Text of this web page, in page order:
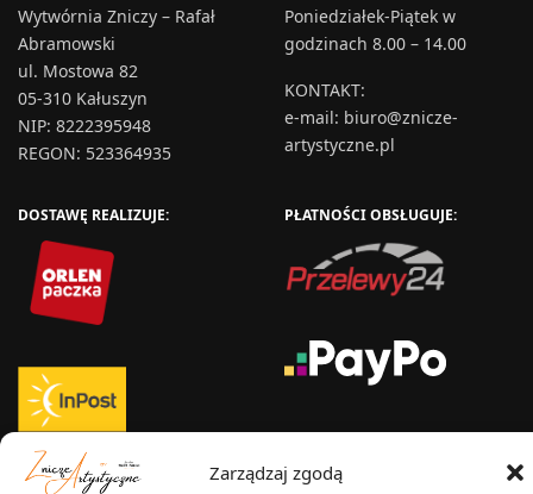
Zarządzaj zgodą
Wytwórnia Zniczy – Rafał
Abramowski
ul. Mostowa 82
05-310 Kałuszyn
NIP: 8222395948
REGON: 523364935
Poniedziałek-Piątek w
godzinach 8.00 – 14.00
KONTAKT:
e-mail: biuro@znicze-
artystyczne.pl
DOSTAWĘ REALIZUJE: PŁATNOŚCI OBSŁUGUJE: